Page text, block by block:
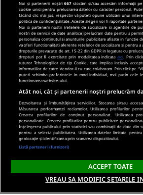
Noi și partenerii noștri667 stocăm și/sau accesăm informații
cookie unici pentru prelucrarea datelor cu caracter personal.
făcând clic mai jos, respectiv vă puteți opune utilizării unui
politica de confidențialitate. Aceste alegeri vor fi raportate
Noi si partenerii nostri (retelele de socializare si agentiile de
nostri de servicii de date analitice) prelucram date pentru a
personaliza continutul si anunturile publicitare afisate in functie
va oferi functionalitati aferente retelelor de socializare si pentru a
drepturile prevazute de art. 15-22 din GDPR in legatura cu
drepturi pot fi exercitate prin modalitatea indicata aici . Prin
tuturor Tehnologiilor de tip Cookie, care implica inclusiv
informatiilor de catre Vendor-ii cu care colaboram. Prin click pe
puteti schimba preferintele in mod individual, mai putin cele
functionarea website-ului.
Atât noi, cât și partenerii noștri prelucrăm
Dezvoltarea și îmbunătățirea serviciilor. Stocarea și/sau
Măsurarea performanței reclamelor. Utilizarea profilurilor
Crearea profilurilor de conținut personalizat. Utilizarea
personalizate. Crearea profilurilor pentru publicitate
Înțelegerea publicului prin statistici sau combinații de date din
pentru a selecta publicitatea. Utilizarea datelor limitate
geolocație și identificarea prin scanarea dispozitivului.
Listă parteneri (furnizori)
ACCEPT TOATE
VREAU SA MODIFIC SETARILE